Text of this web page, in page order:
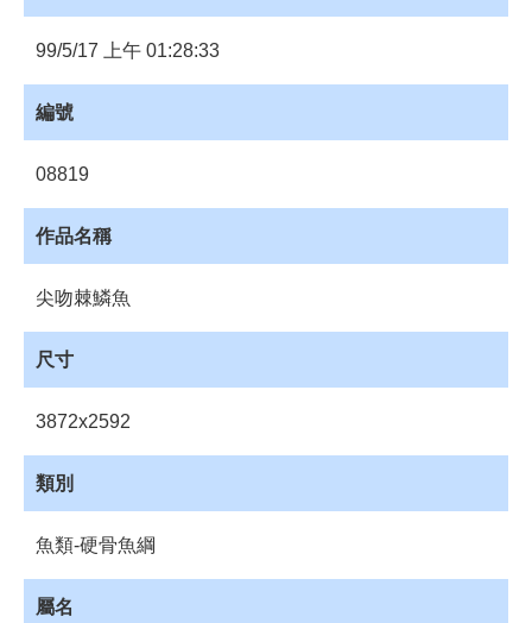
館
員
網
站
購
車
理
資
理
99/5/17 上午 01:28:33
編號
08819
作品名稱
尖吻棘鱗魚
尺寸
3872x2592
類別
魚類-硬骨魚綱
屬名